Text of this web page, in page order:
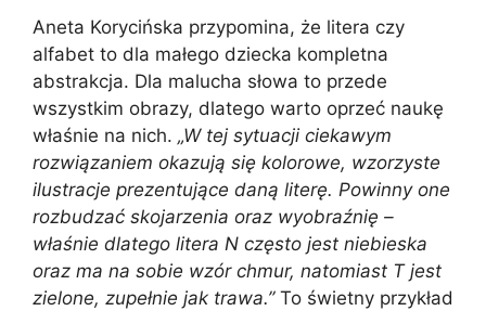
Aneta Korycińska przypomina, że litera czy
alfabet to dla małego dziecka kompletna
abstrakcja. Dla malucha słowa to przede
wszystkim obrazy, dlatego warto oprzeć naukę
właśnie na nich. „W tej sytuacji ciekawym
rozwiązaniem okazują się kolorowe, wzorzyste
ilustracje prezentujące daną literę. Powinny one
rozbudzać skojarzenia oraz wyobraźnię –
właśnie dlatego litera N często jest niebieska
oraz ma na sobie wzór chmur, natomiast T jest
zielone, zupełnie jak trawa.”To świetny przykład